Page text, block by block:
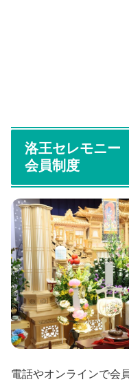
洛王セレモニー
会員制度
電話やオンラインで会